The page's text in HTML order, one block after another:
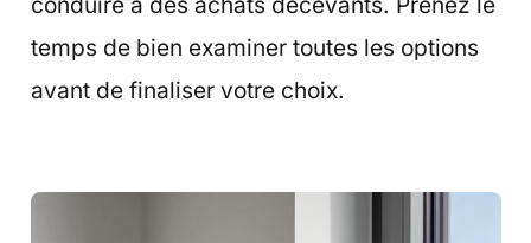
temps de bien examiner toutes les options
avant de finaliser votre choix.